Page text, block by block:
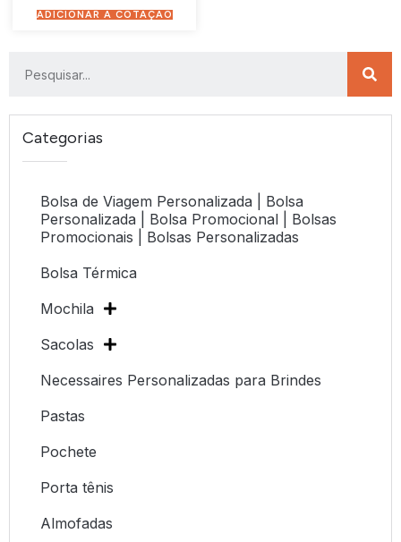
Categorias
Bolsa de Viagem Personalizada | Bolsa
Personalizada | Bolsa Promocional | Bolsas
Promocionais | Bolsas Personalizadas
Bolsa Térmica
Mochila
Sacolas
Necessaires Personalizadas para Brindes
Pastas
Pochete
Porta tênis
Almofadas
ADICIONAR À COTAÇÃO